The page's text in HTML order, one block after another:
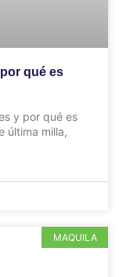
qué es
y por qué es
última milla,
MAQUILA